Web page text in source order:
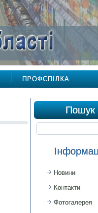
ПРОФСПІЛКА
Пошук
Новини
Контакти
Фотогалерея